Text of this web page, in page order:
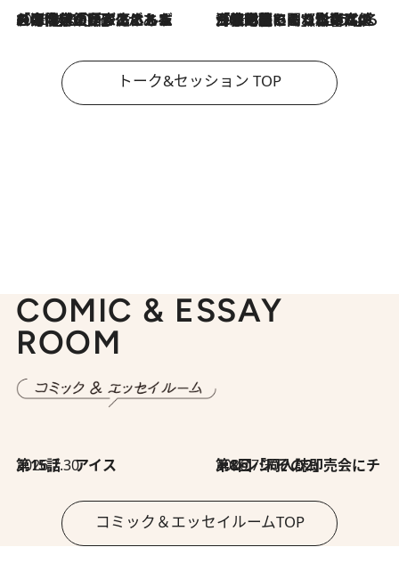
2026.8.3
「今後値上げがあるとすれば…」「リスクがあるのは今年の冬」エネルギー専門家が語る、ホルムズ海峡封鎖が家庭にもたらす“ある心配” 2026.8.3
「住宅建てられない…」「サーチャージ料の高値が続いている」ホルムズ海峡封鎖による影響はいつまで続く？《エネルギー専門家に聞く“どうなる日本の暮らし”》
トーク&セッション TOP
COMIC & ESSAY
ROOM
2026.7.30
第15話 アイス 2026.7.30
第8回「同人誌即売会にチャレンジ その2」
コミック＆エッセイルームTOP